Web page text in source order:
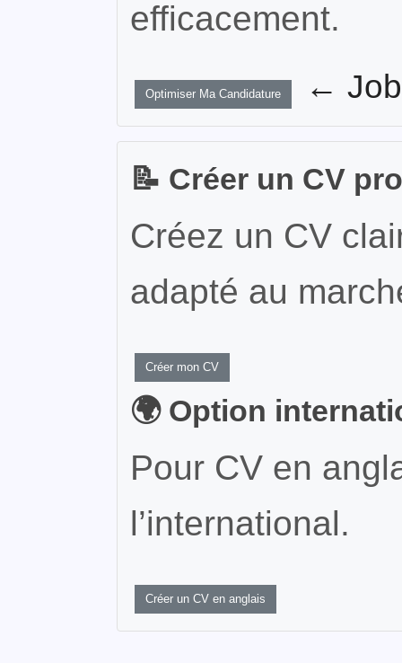
efficacement.
Optimiser Ma Candidature ←
📝 Créer un CV
Créez un CV
adapté au
Créer mon CV
🌍 Option
Pour CV en
l’international.
Créer un CV en anglais